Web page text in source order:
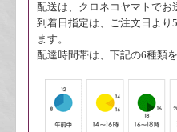
配送は、クロネコヤマトでお
到着日指定は、ご注文日より
ます。
配達時間帯は、下記の6種類